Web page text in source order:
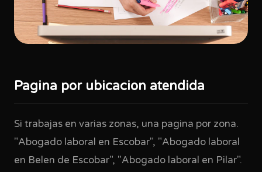
Pagina por ubicacion atendida
Si trabajas en varias zonas, una pagina por zona.
"Abogado laboral en Escobar", "Abogado laboral
en Belen de Escobar", "Abogado laboral en Pilar".